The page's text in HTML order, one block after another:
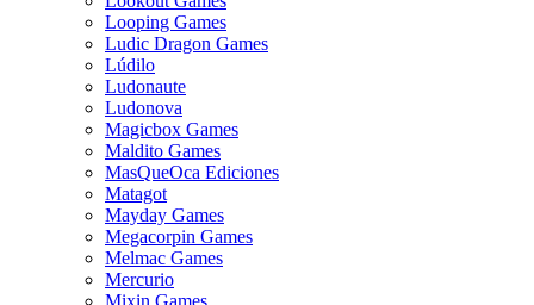
Looping Games
Ludic Dragon Games
Lúdilo
Ludonaute
Ludonova
Magicbox Games
Maldito Games
MasQueOca Ediciones
Matagot
Mayday Games
Megacorpin Games
Melmac Games
Mercurio
Mixin Games